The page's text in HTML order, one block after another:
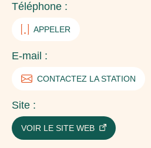
Téléphone :
APPELER
E-mail :
CONTACTEZ LA STATION
Site :
VOIR LE SITE WEB